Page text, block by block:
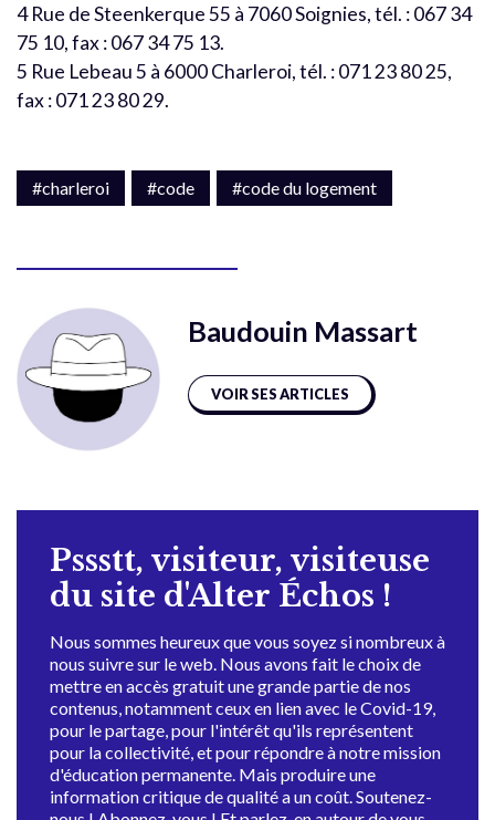
4 Rue de Steenkerque 55 à 7060 Soignies, tél. : 067 34
75 10, fax : 067 34 75 13.
5 Rue Lebeau 5 à 6000 Charleroi, tél. : 071 23 80 25,
fax : 071 23 80 29.
#charleroi #code #code du logement
Baudouin Massart
VOIR SES ARTICLES
Pssstt, visiteur, visiteuse
du site d'Alter Échos !
Nous sommes heureux que vous soyez si nombreux à
nous suivre sur le web. Nous avons fait le choix de
mettre en accès gratuit une grande partie de nos
contenus, notamment ceux en lien avec le Covid-19,
pour le partage, pour l'intérêt qu'ils représentent
pour la collectivité, et pour répondre à notre mission
d'éducation permanente. Mais produire une
information critique de qualité a un coût. Soutenez-